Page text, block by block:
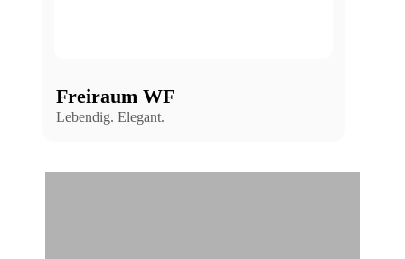
Freiraum WF
Lebendig. Elegant.